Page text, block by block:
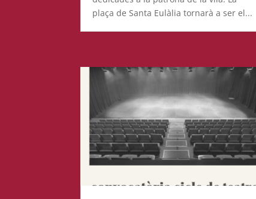
plaça de Santa Eulàlia tornarà a ser el...